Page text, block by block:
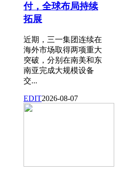
付，全球布局持续
拓展
近期，三一集团连续在
海外市场取得两项重大
突破，分别在南美和东
南亚完成大规模设备
交...
EDIT2026-08-07